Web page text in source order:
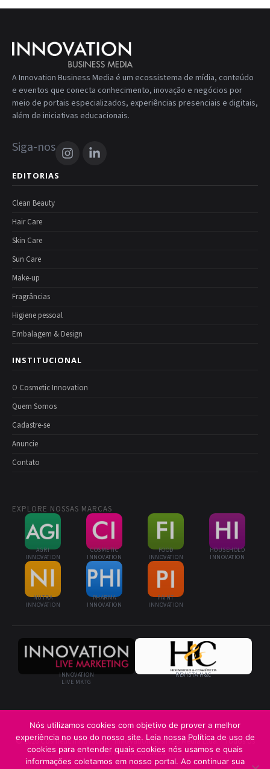
A Innovation Business Media é um ecossistema de mídia, conteúdo
e eventos que conecta conhecimento, inovação e negócios por
meio de portais especializados, experiências presenciais e digitais,
além de iniciativas educacionais.
Siga-nos
EDITORIAS
Clean Beauty
Hair Care
Skin Care
Sun Care
Make-up
Fragrâncias
Higiene pessoal
Embalagem & Design
INSTITUCIONAL
O Cosmetic Innovation
Quem Somos
Cadastre-se
Anuncie
Contato
EXPLORE NOSSAS MARCAS
AGRI
INNOVATION
COSMETIC
INNOVATION
FOOD
INNOVATION
HOUSEHOLD
INNOVATION
NUTRA
INNOVATION
PHARMA
INNOVATION
PAINT
INNOVATION
INNOVATION
LIVE MKTG
REVISTA H&C
© 2026 Cosmetic Innovation · Innovation Business Media Ltda. · Todos os
direitos reservados
Nós utilizamos cookies com objetivo de prover a melhor
experiência no uso do nosso site. Leia nossa Política de uso de
cookies para entender quais cookies nós usamos e quais
informações coletamos em nosso portal. Ao continuar sua